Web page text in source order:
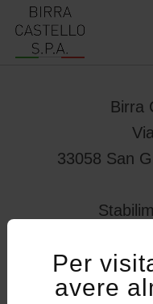
Birra
33058 San
32034
Per
avere